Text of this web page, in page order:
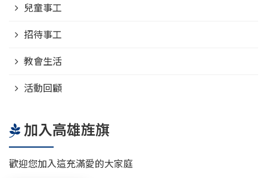
兒童事工
招待事工
教會生活
活動回顧
加入高雄旌旗
歡迎您加入這充滿愛的大家庭